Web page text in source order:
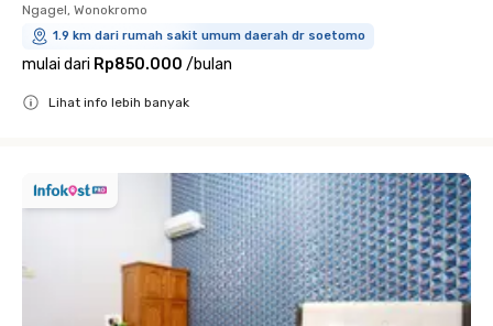
Ngagel, Wonokromo
1.9 km dari rumah sakit umum daerah dr soetomo
mulai dari Rp850.000 /bulan
Lihat info lebih banyak